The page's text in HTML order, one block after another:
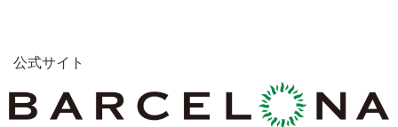
公式サイト